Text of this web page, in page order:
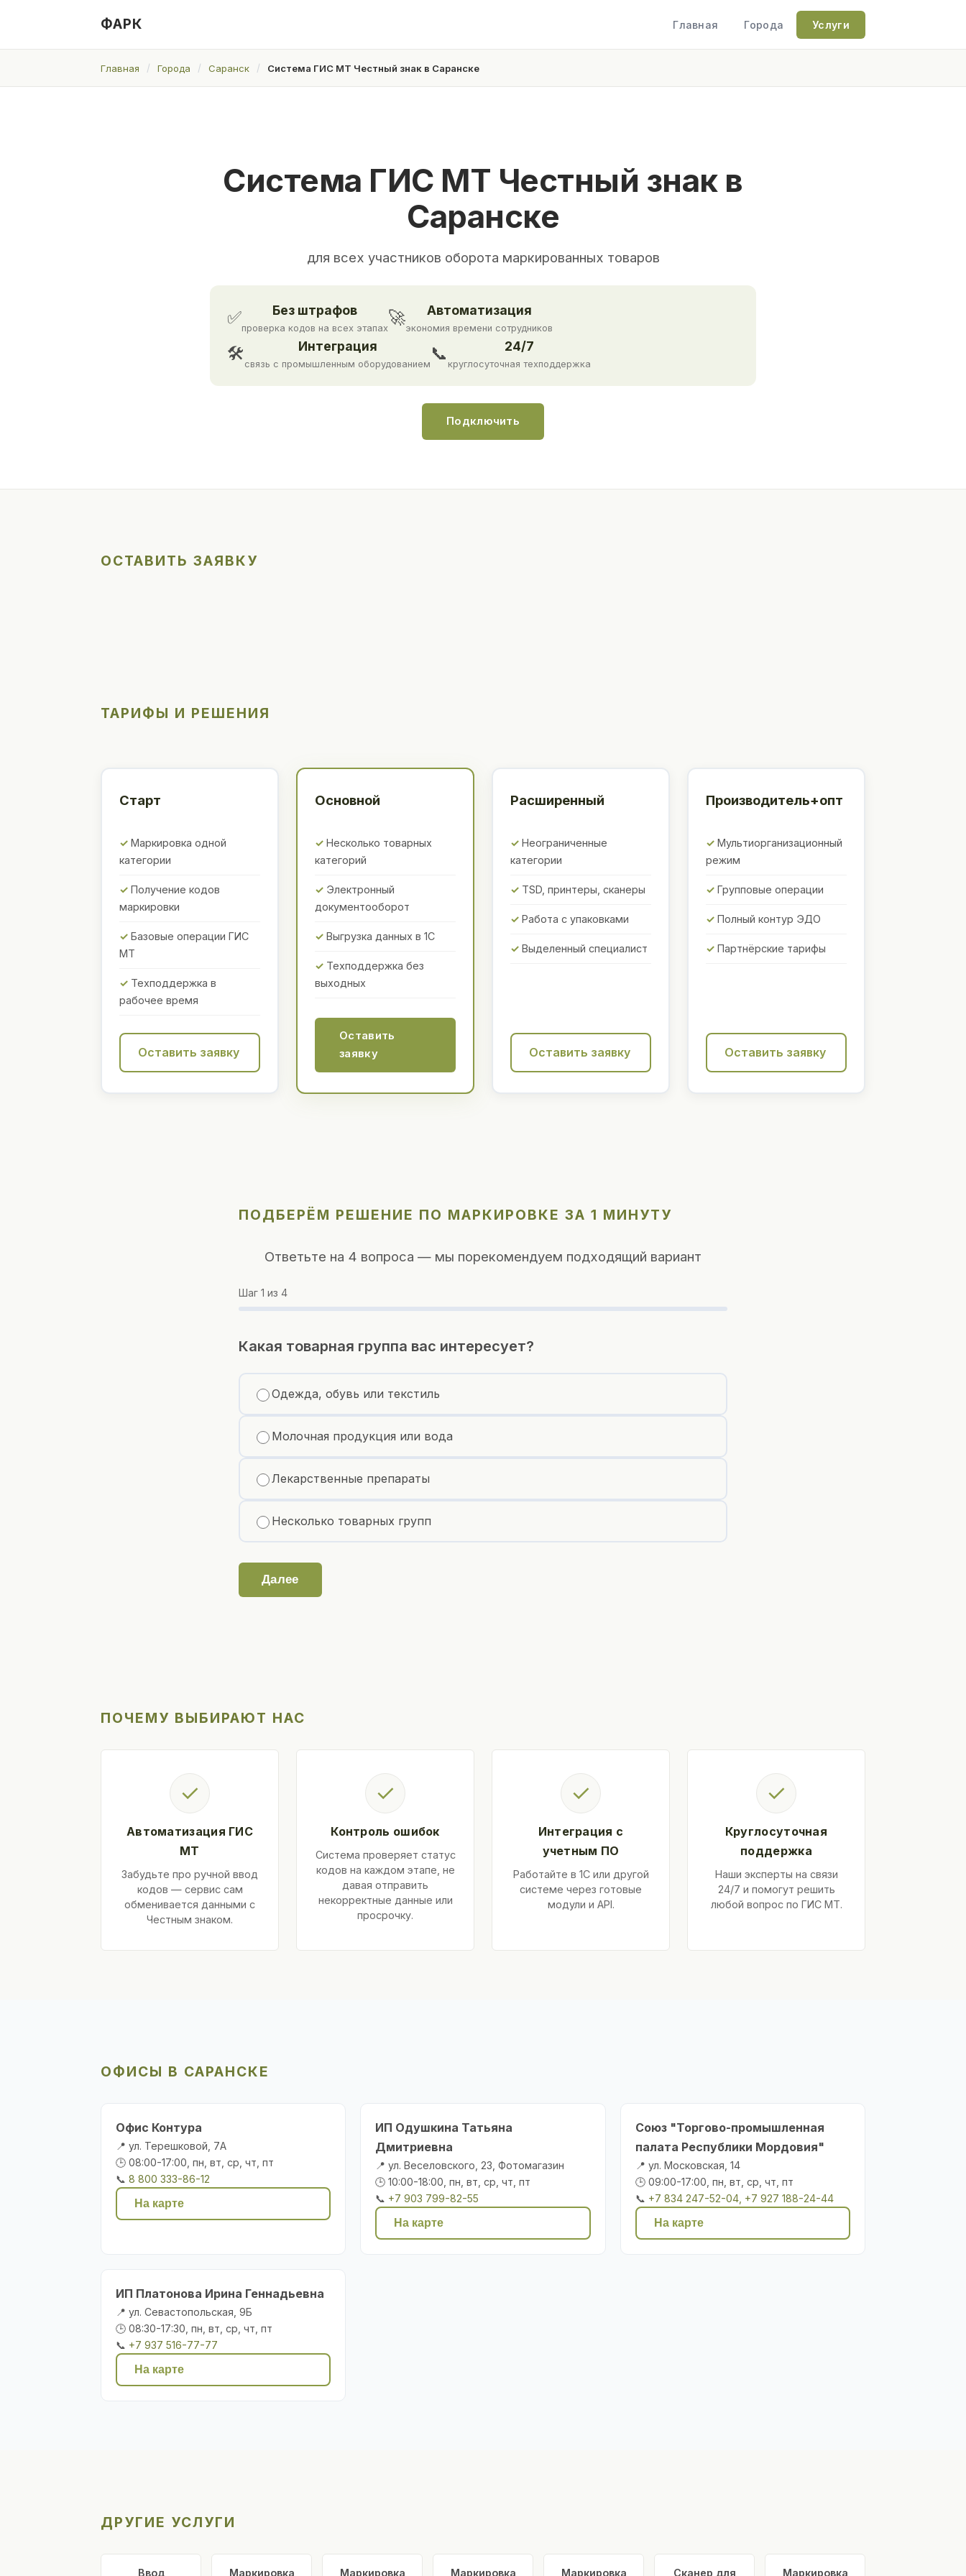
ФАРК Главная Города Услуги
Главная Города Саранск Система ГИС МТ Честный знак в Саранске
Система ГИС МТ Честный знак в
Саранске
для всех участников оборота маркированных товаров
✅ Без штрафов
проверка кодов на всех этапах
🚀 Автоматизация
экономия времени сотрудников
🛠 Интеграция
связь с промышленным оборудованием
📞 24/7
круглосуточная техподдержка
Подключить
ОСТАВИТЬ ЗАЯВКУ
ТАРИФЫ И РЕШЕНИЯ
Старт
Маркировка одной
категории
Получение кодов
маркировки
Базовые операции ГИС
МТ
Техподдержка в
рабочее время
Оставить заявку
Основной
Несколько товарных
категорий
Электронный
документооборот
Выгрузка данных в 1С
Техподдержка без
выходных
Оставить
заявку
Расширенный
Неограниченные
категории
TSD, принтеры, сканеры
Работа с упаковками
Выделенный специалист
Оставить заявку
Производитель+опт
Мультиорганизационный
режим
Групповые операции
Полный контур ЭДО
Партнёрские тарифы
Оставить заявку
ПОДБЕРЁМ РЕШЕНИЕ ПО МАРКИРОВКЕ ЗА 1 МИНУТУ
Ответьте на 4 вопроса — мы порекомендуем подходящий вариант
Шаг 1 из 4
Какая товарная группа вас интересует?
Одежда, обувь или текстиль
Молочная продукция или вода
Лекарственные препараты
Несколько товарных групп
Далее
ПОЧЕМУ ВЫБИРАЮТ НАС
✓
Автоматизация ГИС
МТ
Забудьте про ручной ввод
кодов — сервис сам
обменивается данными с
Честным знаком.
✓
Контроль ошибок
Система проверяет статус
кодов на каждом этапе, не
давая отправить
некорректные данные или
просрочку.
✓
Интеграция с
учетным ПО
Работайте в 1С или другой
системе через готовые
модули и API.
✓
Круглосуточная
поддержка
Наши эксперты на связи
24/7 и помогут решить
любой вопрос по ГИС МТ.
ОФИСЫ В САРАНСКЕ
Офис Контура
📍 ул. Терешковой, 7А
🕒 08:00-17:00, пн, вт, ср, чт, пт
📞 8 800 333-86-12
На карте
ИП Одушкина Татьяна
Дмитриевна
📍 ул. Веселовского, 23, Фотомагазин
🕒 10:00-18:00, пн, вт, ср, чт, пт
📞 +7 903 799-82-55
На карте
Союз "Торгово-промышленная
палата Республики Мордовия"
📍 ул. Московская, 14
🕒 09:00-17:00, пн, вт, ср, чт, пт
📞 +7 834 247-52-04, +7 927 188-24-44
На карте
ИП Платонова Ирина Геннадьевна
📍 ул. Севастопольская, 9Б
🕒 08:30-17:30, пн, вт, ср, чт, пт
📞 +7 937 516-77-77
На карте
ДРУГИЕ УСЛУГИ
Ввод Маркировка Маркировка Маркировка Маркировка Сканер для Маркировка